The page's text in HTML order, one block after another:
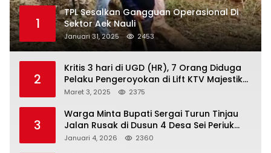
1
TPL Sesalkan Gangguan Operasional Di
Sektor Aek Nauli
Januari 31, 2025 2453
2
Kritis 3 hari di UGD (HR), 7 Orang Diduga
Pelaku Pengeroyokan di Lift KTV Majestik
Melenggang Bebas, Kantor Hukum JAP
Tanjungpinang
Maret 3, 2025 2375
3
Warga Minta Bupati Sergai Turun Tinjau
Jalan Rusak di Dusun 4 Desa Sei Periuk
Serdang Bedagai
Januari 4, 2026 2360